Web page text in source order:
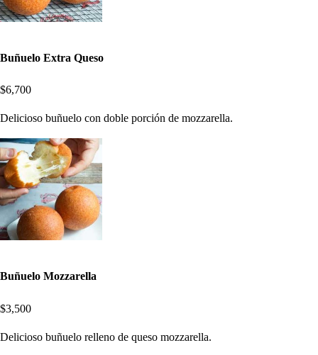
Buñuelo Extra Queso
$6,700
Delicioso buñuelo con doble porción de mozzarella.
Buñuelo Mozzarella
$3,500
Delicioso buñuelo relleno de queso mozzarella.